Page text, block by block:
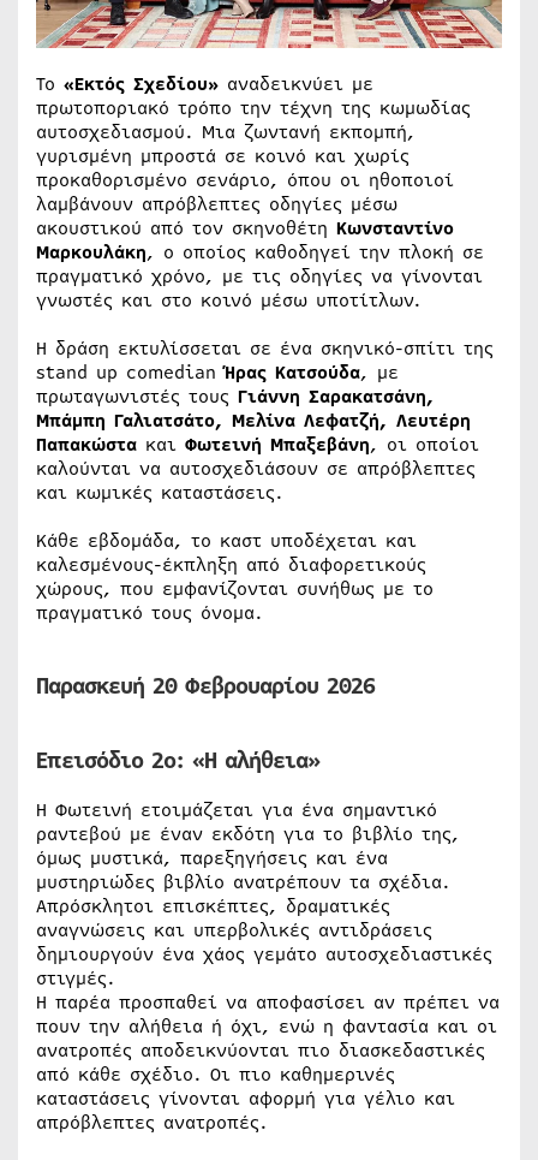
Το «Εκτός Σχεδίου» αναδεικνύει με
πρωτοποριακό τρόπο την τέχνη της κωμωδίας
αυτοσχεδιασμού. Μια ζωντανή εκπομπή,
γυρισμένη μπροστά σε κοινό και χωρίς
προκαθορισμένο σενάριο, όπου οι ηθοποιοί
λαμβάνουν απρόβλεπτες οδηγίες μέσω
ακουστικού από τον σκηνοθέτη Κωνσταντίνο
Μαρκουλάκη, ο οποίος καθοδηγεί την πλοκή σε
πραγματικό χρόνο, με τις οδηγίες να γίνονται
γνωστές και στο κοινό μέσω υποτίτλων.
Η δράση εκτυλίσσεται σε ένα σκηνικό-σπίτι της
stand up comedianΉρας Κατσούδα, με
πρωταγωνιστές τους Γιάννη Σαρακατσάνη,
Μπάμπη Γαλιατσάτο, Μελίνα Λεφατζή, Λευτέρη
Παπακώστα και Φωτεινή Μπαξεβάνη, οι οποίοι
καλούνται να αυτοσχεδιάσουν σε απρόβλεπτες
και κωμικές καταστάσεις.
Κάθε εβδομάδα, το καστ υποδέχεται και
καλεσμένους-έκπληξη από διαφορετικούς
χώρους, που εμφανίζονται συνήθως με το
πραγματικό τους όνομα.
Παρασκευή 20 Φεβρουαρίου 2026
Επεισόδιο 2ο: «Η αλήθεια»
Η Φωτεινή ετοιμάζεται για ένα σημαντικό
ραντεβού με έναν εκδότη για το βιβλίο της,
όμως μυστικά, παρεξηγήσεις και ένα
μυστηριώδες βιβλίο ανατρέπουν τα σχέδια.
Απρόσκλητοι επισκέπτες, δραματικές
αναγνώσεις και υπερβολικές αντιδράσεις
δημιουργούν ένα χάος γεμάτο αυτοσχεδιαστικές
στιγμές.
Η παρέα προσπαθεί να αποφασίσει αν πρέπει να
πουν την αλήθεια ή όχι, ενώ η φαντασία και οι
ανατροπές αποδεικνύονται πιο διασκεδαστικές
από κάθε σχέδιο. Οι πιο καθημερινές
καταστάσεις γίνονται αφορμή για γέλιο και
απρόβλεπτες ανατροπές.